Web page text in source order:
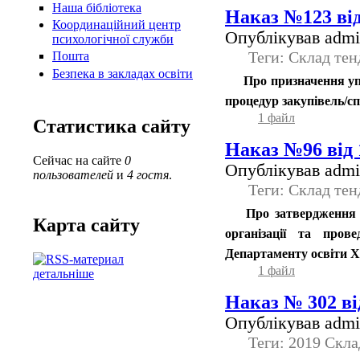
Наша бібліотека
Координаційний центр
психологічної служби
Пошта
Безпека в закладах освіти
Статистика сайту
Сейчас на сайте 0
пользователей и 4 гостя.
Карта сайту
детальніше
Наказ №123
Опублікував
Теги: Склад
Про призначення
процедур закупівель/
1 файл
Наказ №96 від
Опублікував
Теги: Склад
Про
організації та
Департаменту освіти
1 файл
Наказ № 302
Опублікував
Теги: 2019